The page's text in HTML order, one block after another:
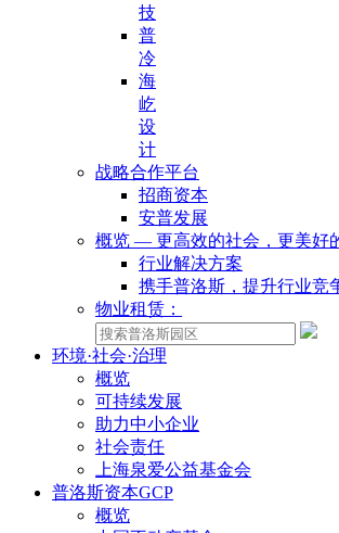
技
普
冷
海
屹
设
计
战略合作平台
招商资本
安普发展
概览 — 更高效的社会，更美好
行业解决方案
携手普洛斯，提升行业竞
物业租赁：
环境·社会·治理
概览
可持续发展
助力中小企业
社会责任
上海泉爱公益基金会
普洛斯资本GCP
概览